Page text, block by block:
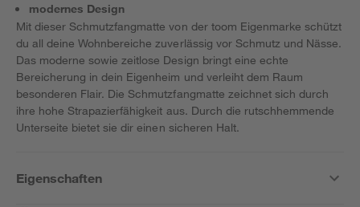
modernes Design
Mit dieser Schmutzfangmatte von der toom Eigenmarke schützt
du all deine Wohnbereiche zuverlässig vor Schmutz und Nässe.
Das moderne sowie zeitlose Design bringt eine echte
Bereicherung in dein Eigenheim und verleiht dem Raum
besonderen Flair. Die Schmutzfangmatte zeichnet sich durch
ihre hohe Strapazierfähigkeit aus. Durch die rutschhemmende
Unterseite bietet sie dir einen sicheren Halt.
Eigenschaften